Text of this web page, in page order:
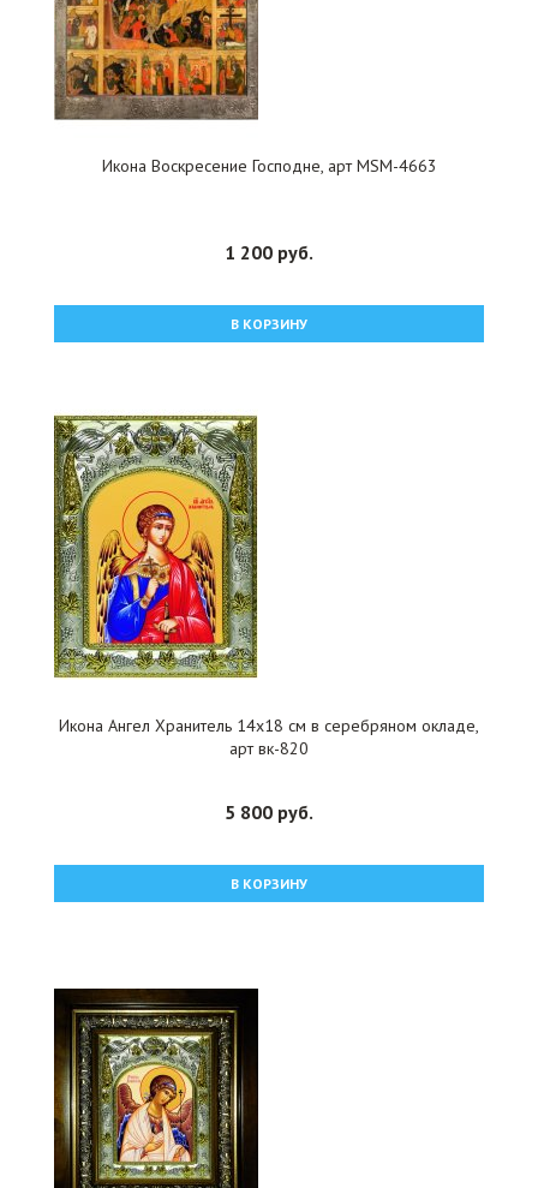
Икона Воскресение Господне, арт MSM-4663
1 200 руб.
В КОРЗИНУ
Икона Ангел Хранитель 14x18 см в серебряном окладе,
арт вк-820
5 800 руб.
В КОРЗИНУ